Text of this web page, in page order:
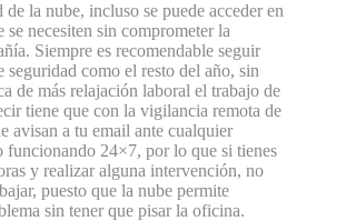
la nube, incluso se puede acceder en
se necesiten sin comprometer la
Siempre es recomendable seguir
seguridad como el resto del año, sin
de más relajación laboral el trabajo de
tiene que con la vigilancia remota de
avisan a tu email ante cualquier
funcionando 24×7, por lo que si tienes
y realizar alguna intervención, no
puesto que la nube permite
sin tener que pisar la oficina.